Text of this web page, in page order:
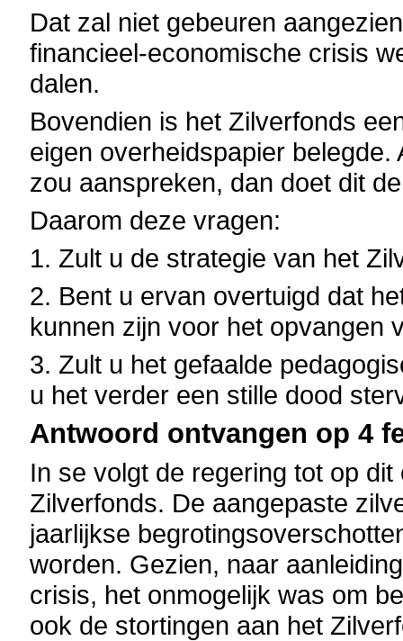
Dat zal niet gebeuren
financieel-economische crisis
dalen.
Bovendien is het Zilverfonds
eigen overheidspapier
zou aanspreken, dan doet dit
Daarom deze vragen:
1. Zult u de strategie van het
2. Bent u ervan overtuigd dat
kunnen zijn voor het opvangen
3. Zult u het gefaalde
u het verder een stille dood
Antwoord ontvangen op 4
In se volgt de regering tot op
Zilverfonds. De aangepaste
jaarlijkse
worden. Gezien, naar
crisis, het onmogelijk was om
ook de stortingen aan het